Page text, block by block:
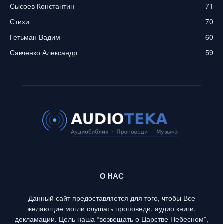
Сысоев Константин
71
Стихи
70
Гетьман Вадим
60
Савченко Александр
59
О НАС
Данный сайт предоставляется для того, чтобы Все
желающие могли слушать проповеди, аудио книги,
декламации. Цель наша “возвещать о Царстве Небесном”,